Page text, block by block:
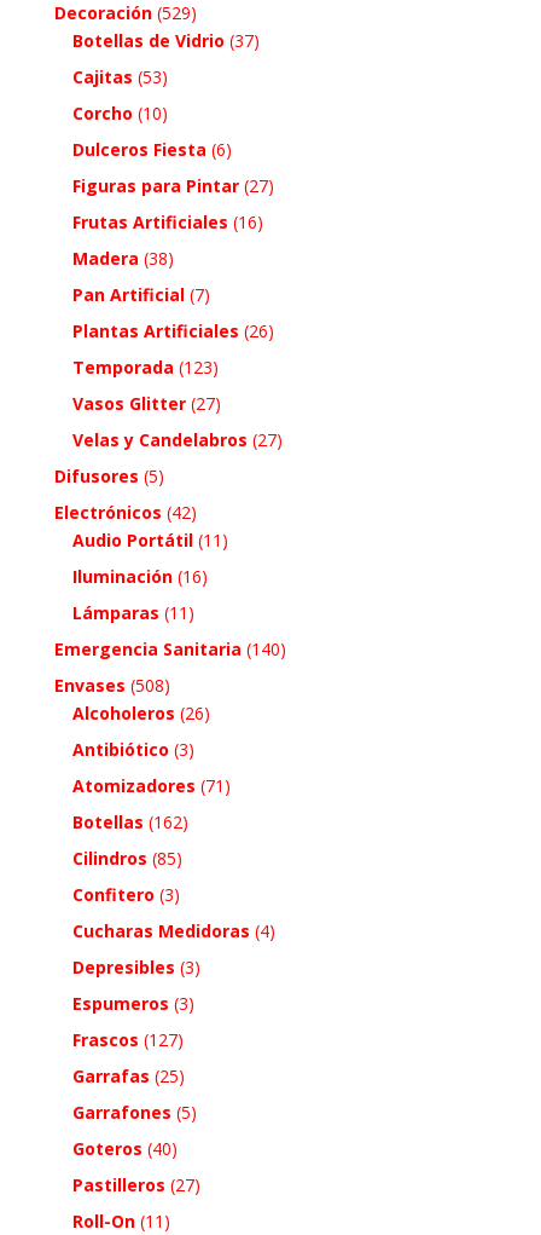
Decoración (529)
Botellas de Vidrio (37)
Cajitas (53)
Corcho (10)
Dulceros Fiesta (6)
Figuras para Pintar (27)
Frutas Artificiales (16)
Madera (38)
Pan Artificial (7)
Plantas Artificiales (26)
Temporada (123)
Vasos Glitter (27)
Velas y Candelabros (27)
Difusores (5)
Electrónicos (42)
Audio Portátil (11)
Iluminación (16)
Lámparas (11)
Emergencia Sanitaria (140)
Envases (508)
Alcoholeros (26)
Antibiótico (3)
Atomizadores (71)
Botellas (162)
Cilindros (85)
Confitero (3)
Cucharas Medidoras (4)
Depresibles (3)
Espumeros (3)
Frascos (127)
Garrafas (25)
Garrafones (5)
Goteros (40)
Pastilleros (27)
Roll-On (11)